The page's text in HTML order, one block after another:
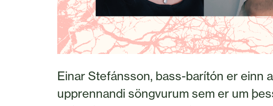
Einar Stefánsson, bass-barítón er einn
upprennandi söngvurum sem er um